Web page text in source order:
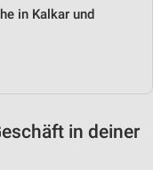
in Kalkar und
in deiner